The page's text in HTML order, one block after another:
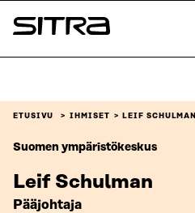
Siirry
suoraan
Sitra
ETUSIVU IHMISET LEIF SCHULMAN
Suomen ympäristökeskus
Leif Schulman
Pääjohtaja